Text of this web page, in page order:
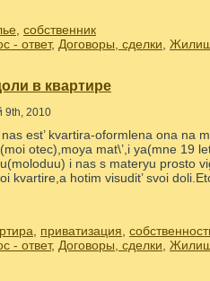
, собственник
- ответ, Договоры, сделки,
в квартире
9th, 2010
est’ kvartira-oformlena ona na
otec),moya mat\’,i ya(mne 19
i nas s materyu prosto
kvartire,a hotim visudit’ svoi
, приватизация,
- ответ, Договоры, сделки,